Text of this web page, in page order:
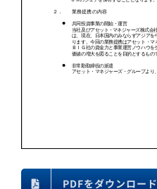
PDFをダウンロード